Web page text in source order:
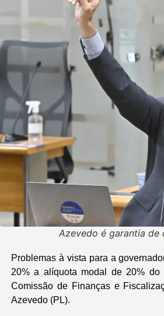
Azevedo é garantia de
Problemas à vista para a
20% a alíquota modal de 20% do
Comissão de Finanças e
Azevedo (PL).